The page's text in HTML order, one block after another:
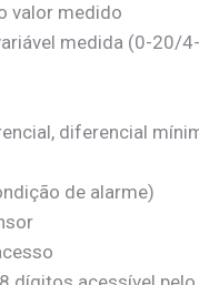
valor medido
medida (0-20/
diferencial
de alarme)